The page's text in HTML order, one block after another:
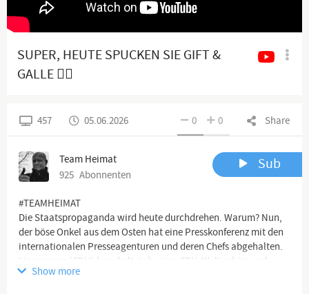
SUPER, HEUTE SPUCKEN SIE GIFT &
GALLE 👍🏻
Share
0 0
457 05.06.2026
Team Heimat
925 Abonnenten
Sub
#TEAMHEIMAT
Die Staatspropaganda wird heute durchdrehen. Warum? Nun,
der böse Onkel aus dem Osten hat eine Presskonferenz mit den
internationalen Presseagenturen und deren Chefs abgehalten.
Linnemann (CDU) heuchelt sich seine CDU-Welt schön und
Ungarn zeigt uns die lange Nase!
Show more